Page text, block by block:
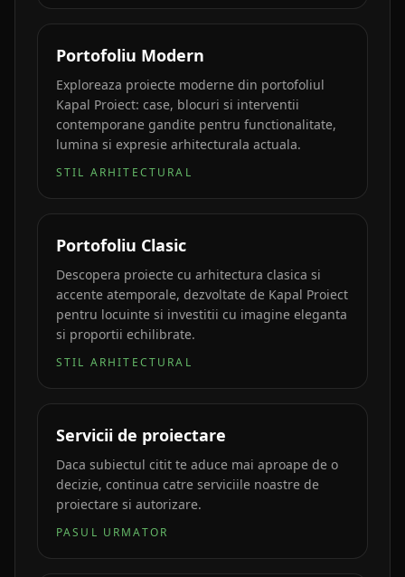
Portofoliu Modern
Exploreaza proiecte moderne din portofoliul
Kapal Proiect: case, blocuri si interventii
contemporane gandite pentru functionalitate,
lumina si expresie arhitecturala actuala.
STIL ARHITECTURAL
Portofoliu Clasic
Descopera proiecte cu arhitectura clasica si
accente atemporale, dezvoltate de Kapal Proiect
pentru locuinte si investitii cu imagine eleganta
si proportii echilibrate.
STIL ARHITECTURAL
Servicii de proiectare
Daca subiectul citit te aduce mai aproape de o
decizie, continua catre serviciile noastre de
proiectare si autorizare.
PASUL URMATOR